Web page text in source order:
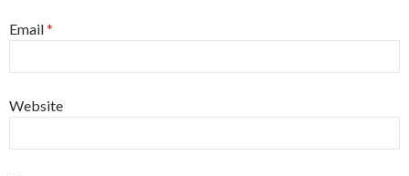
Email*
Website